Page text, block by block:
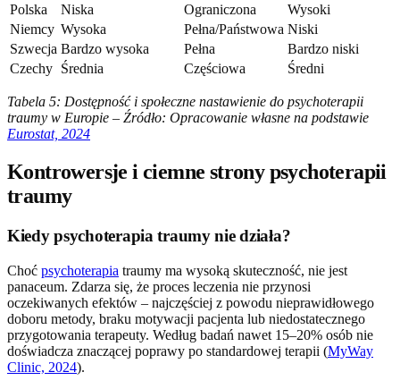
Polska
Niska Ograniczona
Wysoki
Niemcy Wysoka Pełna/Państwowa Niski
Szwecja Bardzo wysoka Pełna
Bardzo niski
Czechy Średnia Częściowa Średni
Tabela 5: Dostępność i społeczne nastawienie do psychoterapii
traumy w Europie – Źródło: Opracowanie własne na podstawie
Eurostat, 2024
Kontrowersje i ciemne strony psychoterapii
traumy
Kiedy psychoterapia traumy nie działa?
Choć psychoterapia traumy ma wysoką skuteczność, nie jest
panaceum. Zdarza się, że proces leczenia nie przynosi
oczekiwanych efektów – najczęściej z powodu nieprawidłowego
doboru metody, braku motywacji pacjenta lub niedostatecznego
przygotowania terapeuty. Według badań nawet 15–20% osób nie
doświadcza znaczącej poprawy po standardowej terapii (MyWay
Clinic, 2024).